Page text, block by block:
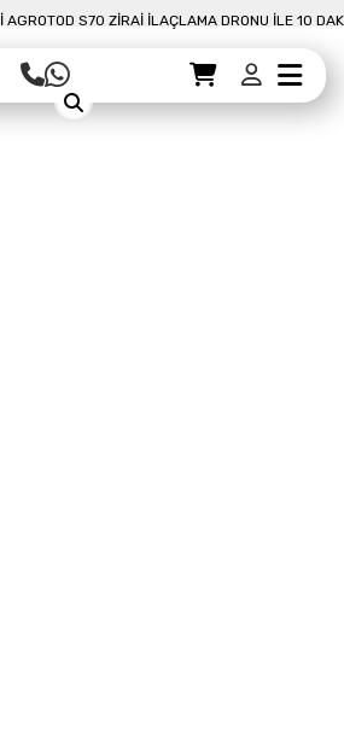
S70 ZIRAI İLAÇLAMA DRONU İLE 10
Sepet Ödemeye Geç